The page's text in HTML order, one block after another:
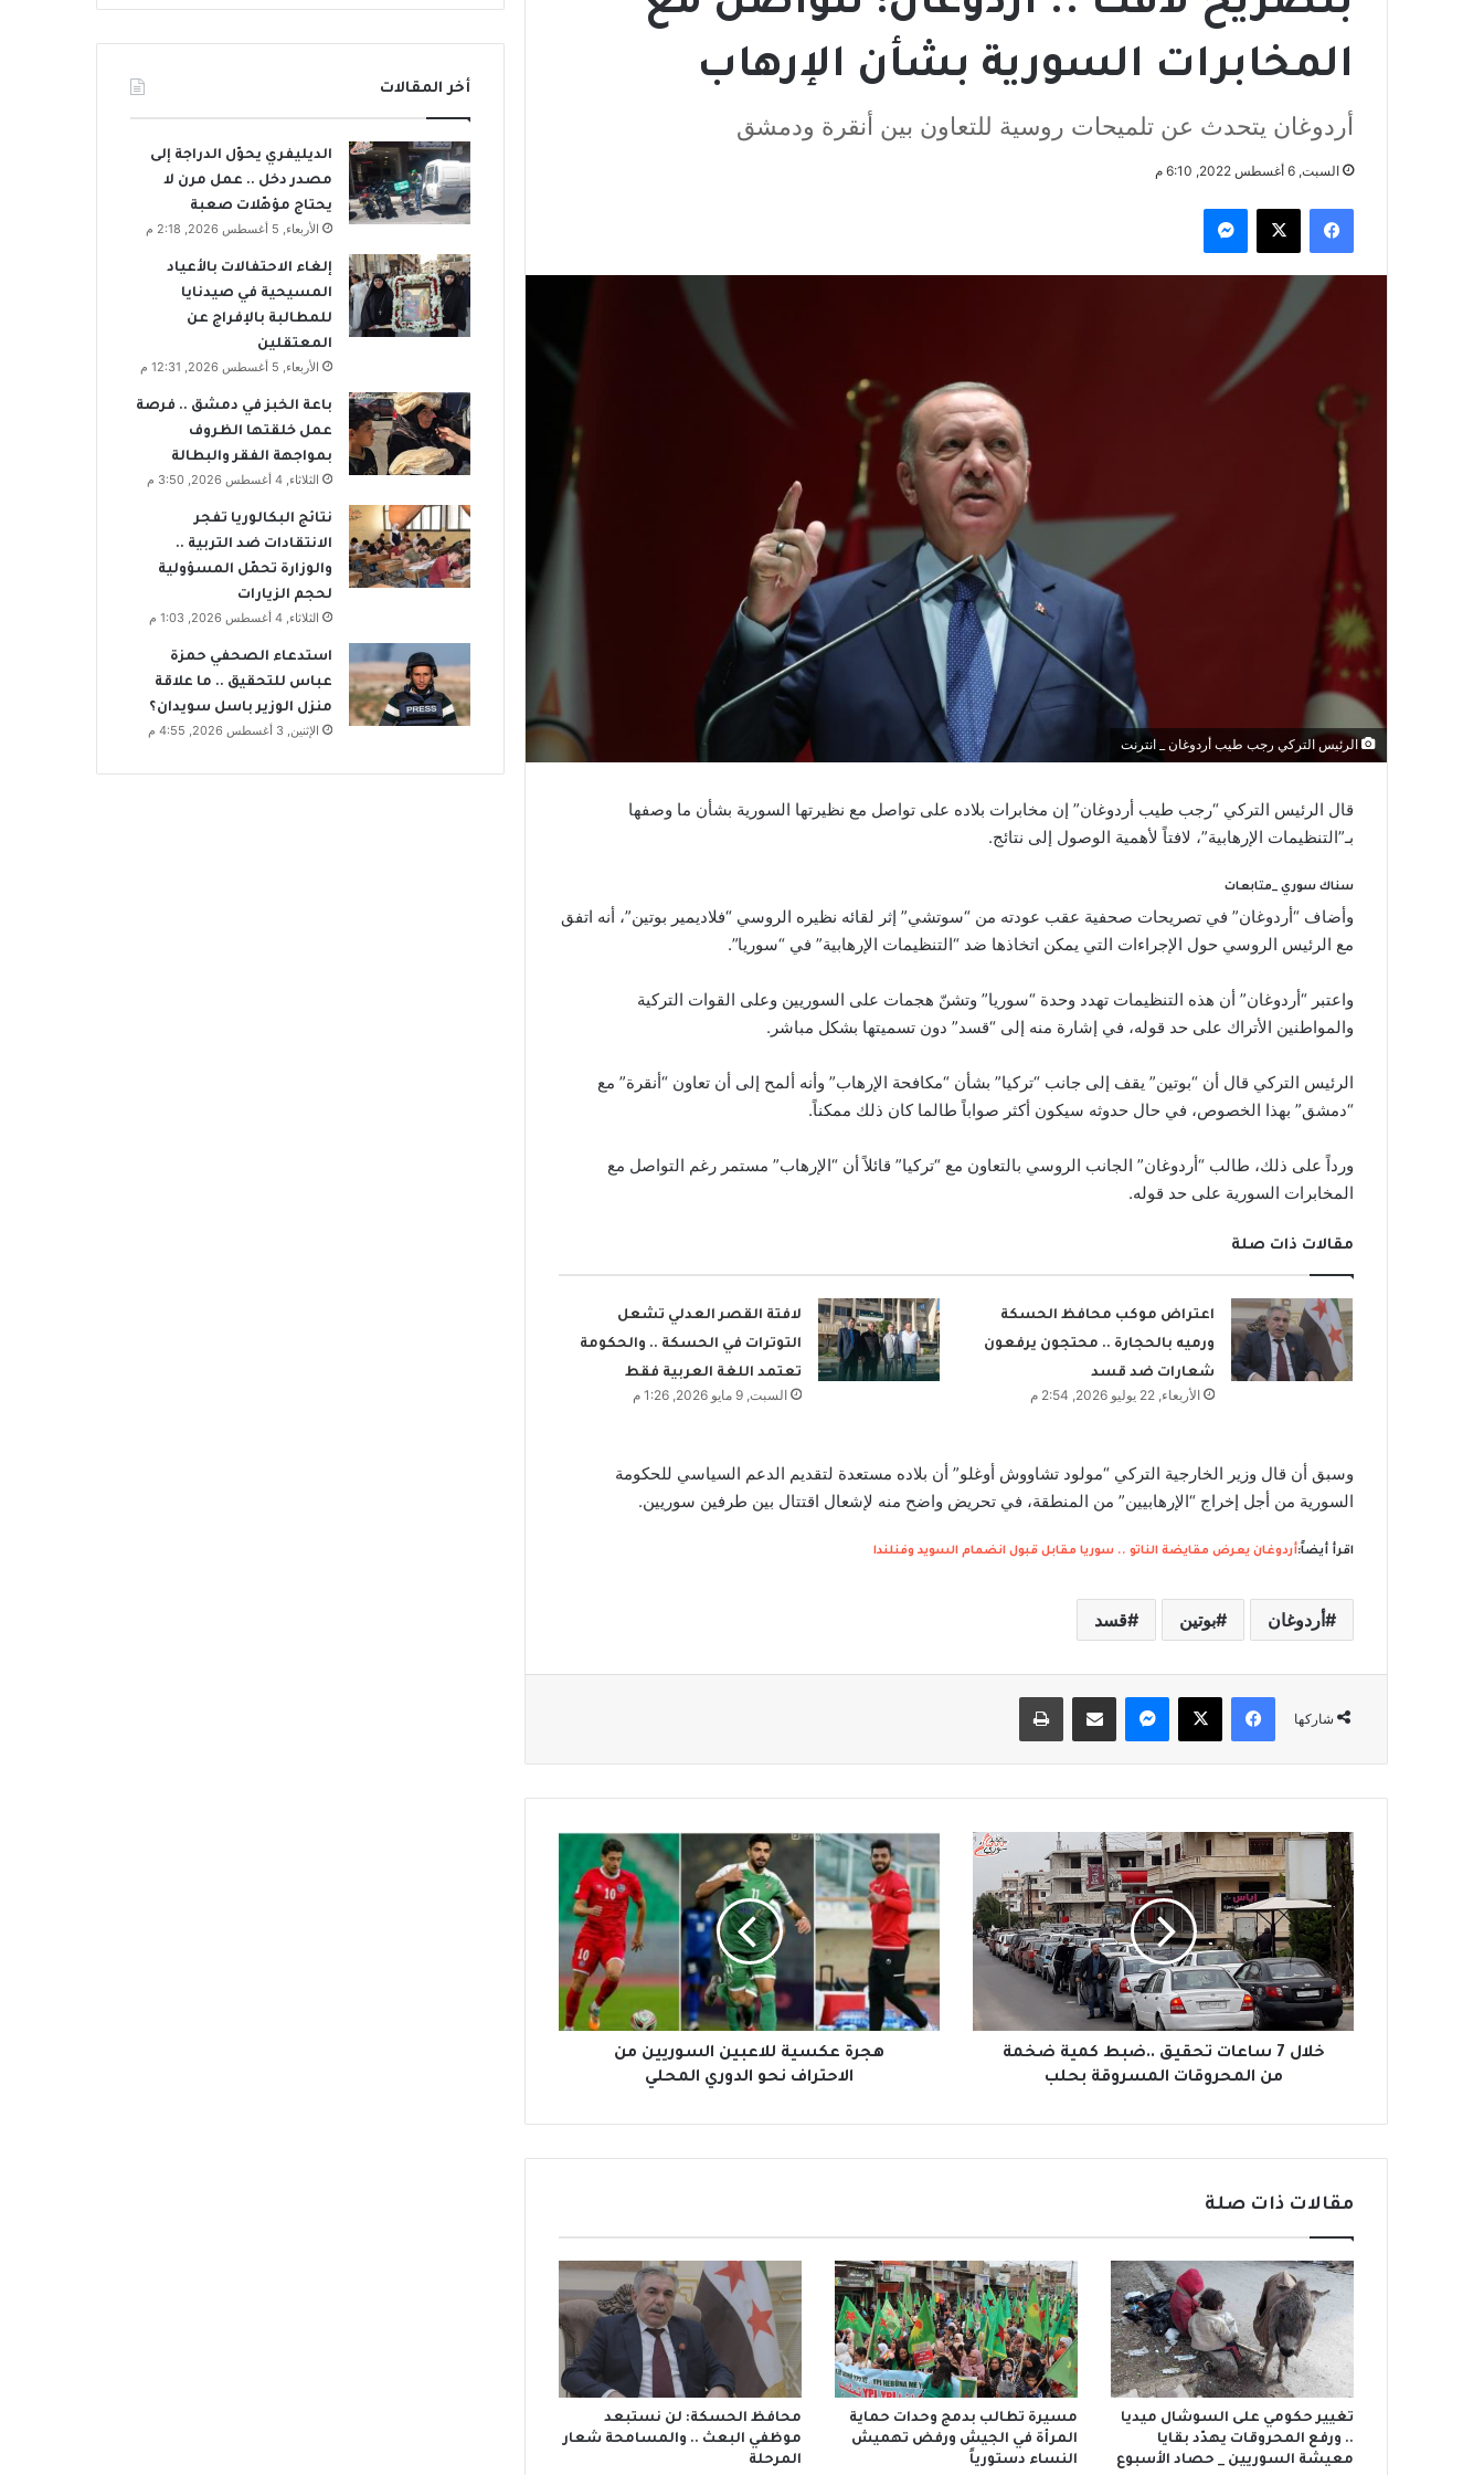
المخابرات السورية بشأن الإرهاب
أردوغان يتحدث عن تلميحات روسية للتعاون بين أنقرة ودمشق
السبت, 6 أغسطس 2022, 6:10 م
فيسبوك
الرئيس التركي رجب طيب أردوغان _ انترنت
قال الرئيس التركي “رجب طيب أردوغان” إن مخابرات بلاده على تواصل مع نظيرتها السورية بشأن ما وصفها
بـ”التنظيمات الإرهابية”، لافتاً لأهمية الوصول إلى نتائج.
سناك سوري _متابعات
وأضاف “أردوغان” في تصريحات صحفية عقب عودته من “سوتشي” إثر لقائه نظيره الروسي “فلاديمير بوتين”، أنه اتفق
مع الرئيس الروسي حول الإجراءات التي يمكن اتخاذها ضد “التنظيمات الإرهابية” في “سوريا”.
واعتبر “أردوغان” أن هذه التنظيمات تهدد وحدة “سوريا” وتشنّ هجمات على السوريين وعلى القوات التركية
والمواطنين الأتراك على حد قوله، في إشارة منه إلى “قسد” دون تسميتها بشكل مباشر.
الرئيس التركي قال أن “بوتين” يقف إلى جانب “تركيا” بشأن “مكافحة الإرهاب” وأنه ألمح إلى أن تعاون “أنقرة” مع
“دمشق” بهذا الخصوص، في حال حدوثه سيكون أكثر صواباً طالما كان ذلك ممكناً.
ورداً على ذلك، طالب “أردوغان” الجانب الروسي بالتعاون مع “تركيا” قائلاً أن “الإرهاب” مستمر رغم التواصل مع
المخابرات السورية على حد قوله.
مقالات ذات صلة
اعتراض موكب محافظ الحسكة
ورميه بالحجارة .. محتجون يرفعون
شعارات ضد قسد
الأربعاء, 22 يوليو 2026, 2:54 م
لافتة القصر العدلي تشعل
التوترات في الحسكة .. والحكومة
تعتمد اللغة العربية فقط
السبت, 9 مايو 2026, 1:26 م
وسبق أن قال وزير الخارجية التركي “مولود تشاووش أوغلو” أن بلاده مستعدة لتقديم الدعم السياسي للحكومة
السورية من أجل إخراج “الإرهابيين” من المنطقة، في تحريض واضح منه لإشعال اقتتال بين طرفين سوريين.
اقرأ أيضاً:أردوغان يعرض مقايضة الناتو .. سوريا مقابل قبول انضمام السويد وفنلندا
أردوغان بوتين قسد
شاركها
فيسبوك
خ
ل
ا
ل
7
س
ا
ع
ا
ق
.
ض
ب
ط
ك
ض
خ
م
خلال 7 ساعات تحقيق ..ضبط كمية ضخمة
من المحروقات المسروقة بحلب
ه
ج
ة
ع
س
ة
ع
ل
س
و
ر
ي
ي
ن
م
ن
ا
هجرة عكسية للاعبين السوريين من
الاحتراف نحو الدوري المحلي
مقالات ذات صلة
تغيير حكومي على السوشال ميديا
.. ورفع المحروقات يهدّد بقايا
معيشة السوريين _ حصاد الأسبوع
مسيرة تطالب بدمج وحدات حماية
المرأة في الجيش ورفض تهميش
النساء دستورياً
محافظ الحسكة: لن نستبعد
موظفي البعث .. والمسامحة شعار
المرحلة
أخر المقالات
الديليفري يحوّل الدراجة إلى
مصدر دخل .. عمل مرن لا
يحتاج مؤهّلات صعبة
الأربعاء, 5 أغسطس 2026, 2:18 م
إلغاء الاحتفالات بالأعياد
المسيحية في صيدنايا
للمطالبة بالإفراج عن
المعتقلين
الأربعاء, 5 أغسطس 2026, 12:31 م
باعة الخبز في دمشق .. فرصة
عمل خلقتها الظروف
بمواجهة الفقر والبطالة
الثلاثاء, 4 أغسطس 2026, 3:50 م
نتائج البكالوريا تفجر
الانتقادات ضد التربية ..
والوزارة تحمّل المسؤولية
لحجم الزيارات
الثلاثاء, 4 أغسطس 2026, 1:03 م
استدعاء الصحفي حمزة
عباس للتحقيق .. ما علاقة
منزل الوزير باسل سويدان؟
الإثنين, 3 أغسطس 2026, 4:55 م